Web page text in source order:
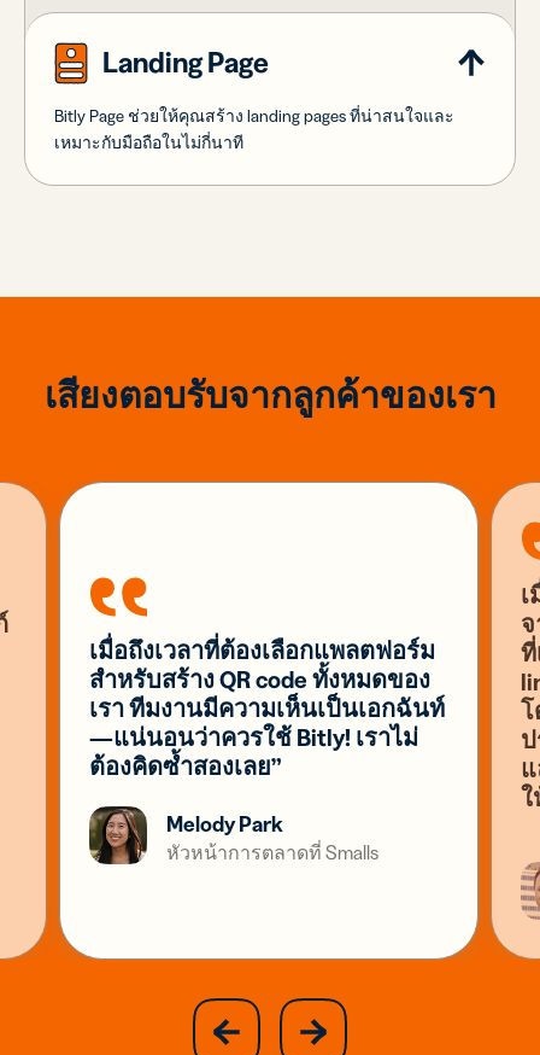
Landing Page
Bitly Page ช่วยให้คุณสร้าง landing pages ที่น่าสนใจและ
เหมาะกับมือถือในไม่กี่นาที
เสียงตอบรับจากลูกค้าของเรา
เมื่อถึงเวลาที่ต้องเลือกแพลตฟอร์ม
สำหรับสร้าง QR code ทั้งหมดของ
เรา ทีมงานมีความเห็นเป็นเอกฉันท์
—แน่นอนว่าควรใช้ Bitly! เราไม่
ต้องคิดซ้ำสองเลย”
Melody Park
หัวหน้าการตลาดที่ Smalls
ที่
โ
ใ
previous
slide
next
slide